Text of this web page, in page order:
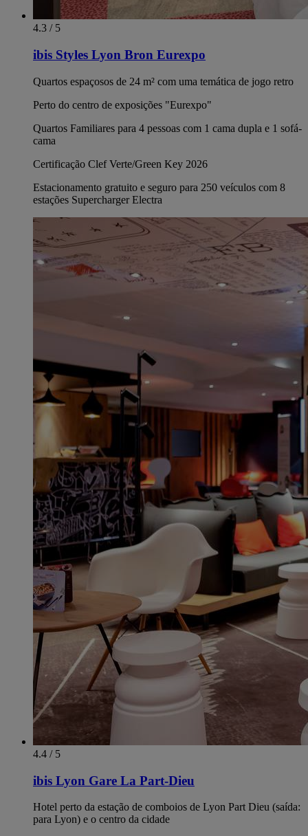
4.3 / 5
ibis Styles Lyon Bron Eurexpo
Quartos espaçosos de 24 m² com uma temática de jogo retro
Perto do centro de exposições "Eurexpo"
Quartos Familiares para 4 pessoas com 1 cama dupla e 1 sofá-
cama
Certificação Clef Verte/Green Key 2026
Estacionamento gratuito e seguro para 250 veículos com 8
estações Supercharger Electra
4.4 / 5
ibis Lyon Gare La Part-Dieu
Hotel perto da estação de comboios de Lyon Part Dieu (saída:
para Lyon) e o centro da cidade